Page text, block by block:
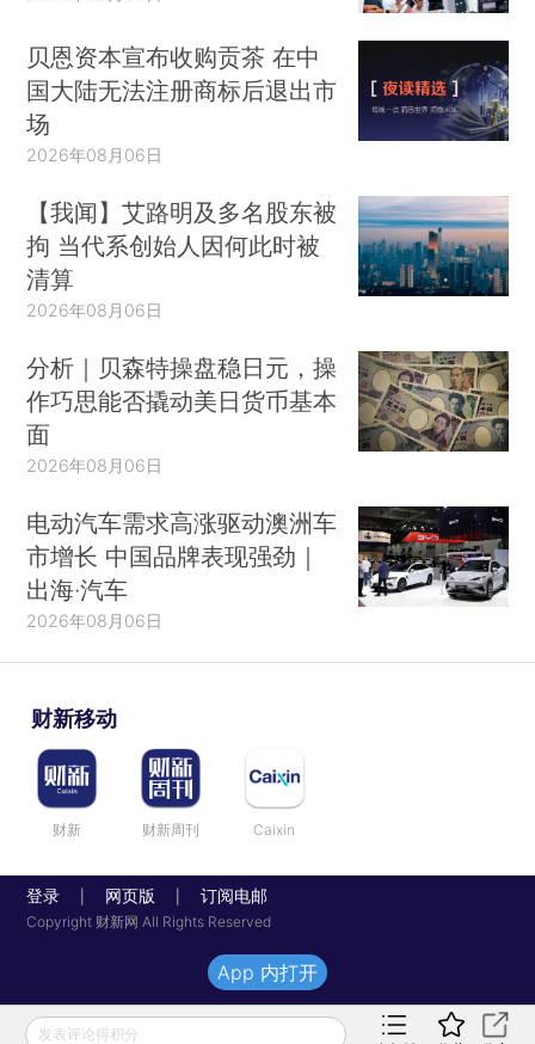
贝恩资本宣布收购贡茶 在中
国大陆无法注册商标后退出市
场
2026年08月06日
【我闻】艾路明及多名股东被
拘 当代系创始人因何此时被
清算
2026年08月06日
分析｜贝森特操盘稳日元，操
作巧思能否撬动美日货币基本
面
2026年08月06日
电动汽车需求高涨驱动澳洲车
市增长 中国品牌表现强劲｜
出海·汽车
2026年08月06日
财新移动
财新 财新周刊 Caixin
登录 网页版 订阅电邮
Copyright 财新网 All Rights Reserved
发表评论得积分
App 内打开